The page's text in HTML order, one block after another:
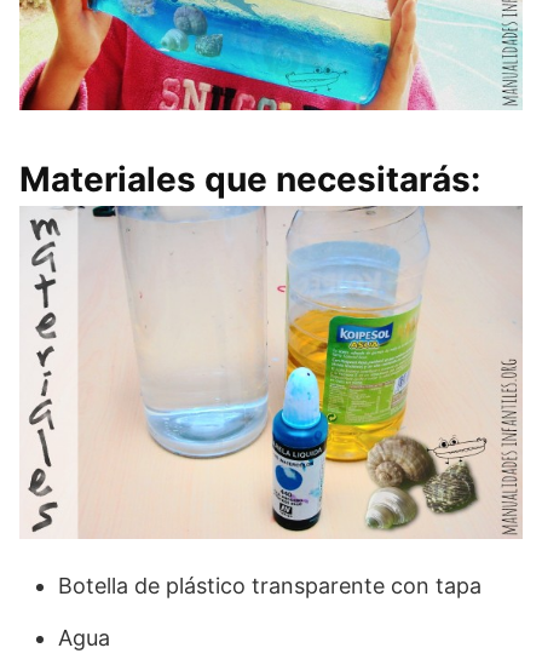
Materiales que necesitarás:
Botella de plástico transparente con tapa
Agua